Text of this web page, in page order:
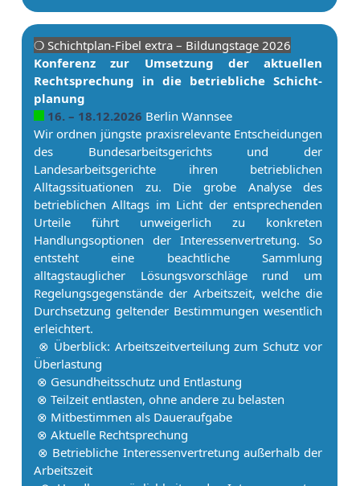
❍ Schicht­plan-Fibel extra – Bildungstage 2026
Konferenz zur Umsetzung der aktuellen
Rechtsprechung in die betriebliche Schicht­
planung
16. – 18.12.2026 Berlin Wannsee
Wir ordnen jüngste praxisrelevante Entscheidungen
des Bundesarbeitsgerichts und der
Landesarbeitsgerichte ihren betrieblichen
Alltagssituationen zu. Die grobe Analyse des
betrieblichen Alltags im Licht der entsprechenden
Urteile führt unweigerlich zu konkreten
Handlungsoptionen der In­ter­es­sen­ver­tre­tung. So
entsteht eine beachtliche Sammlung
alltagstauglicher Lösungsvorschläge rund um
Regelungsgegenstände der Ar­beits­zeit, welche die
Durchsetzung geltender Bestimmungen wesentlich
erleichtert.
⊗ Überblick: Ar­beits­zeitverteilung zum Schutz vor
Überlastung
⊗ Gesundheitsschutz und Entlastung
⊗ Teilzeit entlasten, ohne andere zu belasten
⊗ Mitbestimmen als Daueraufgabe
⊗ Aktuelle Rechtsprechung
⊗ Betriebliche In­ter­es­sen­ver­tre­tung außerhalb der
Ar­beits­zeit